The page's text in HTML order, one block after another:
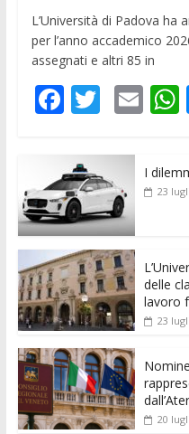
L’Università di Padova ha
per l’anno accademico
assegnati e altri 85 in
F
e
b
o
o
k
T
itt
er
E
ai
l
I
23
delle
lavoro
23
20